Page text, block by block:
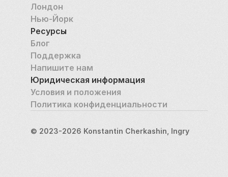
Лондон
Нью-Йорк
Ресурсы
Блог
Поддержка
Напишите нам
Юридическая информация
Условия и положения
Политика конфиденциальности
© 2023-2026 Konstantin Cherkashin, Ingry